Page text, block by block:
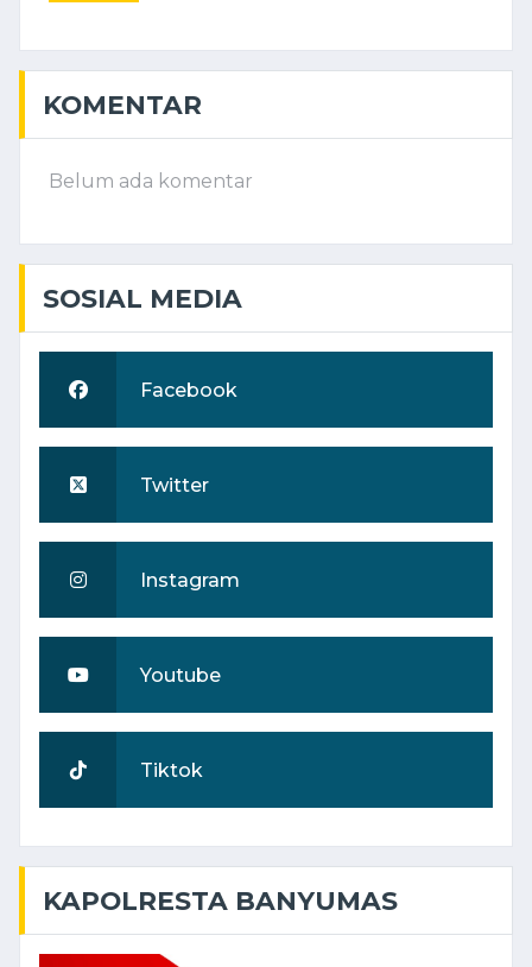
KOMENTAR
Belum ada komentar
SOSIAL MEDIA
Facebook
Twitter
Instagram
Youtube
Tiktok
KAPOLRESTA BANYUMAS